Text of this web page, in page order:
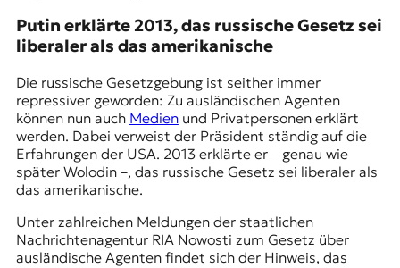
Putin erklärte 2013, das russische Gesetz sei
liberaler als das amerikanische
Die russische Gesetzgebung ist seither immer
repressiver geworden: Zu ausländischen Agenten
können nun auch Medienund Privatpersonen erklärt
werden. Dabei verweist der Präsident ständig auf die
Erfahrungen der USA. 2013 erklärte er – genau wie
später Wolodin –, das russische Gesetz sei liberaler als
das amerikanische.
Unter zahlreichen Meldungen der staatlichen
Nachrichtenagentur RIA Nowosti zum Gesetz über
ausländische Agenten findet sich der Hinweis, das